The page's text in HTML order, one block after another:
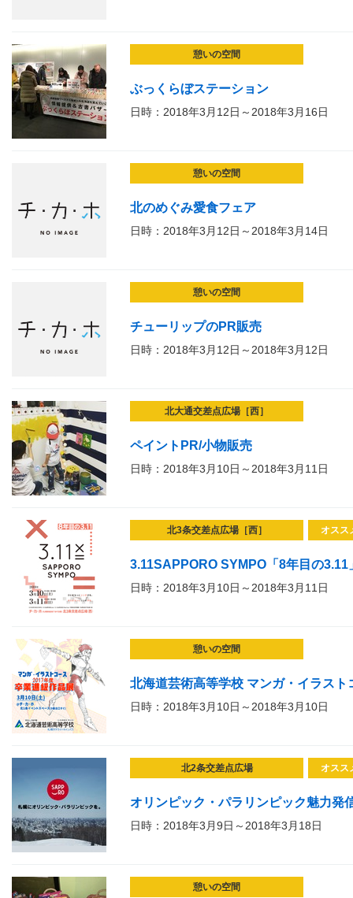
憩いの空間
ぶっくらぼステーション
日時：2018年3月12日～2018年3月16日
憩いの空間
北のめぐみ愛食フェア
日時：2018年3月12日～2018年3月14日
憩いの空間
チューリップのPR販売
日時：2018年3月12日～2018年3月12日
北大通交差点広場［西］
ペイントPR/小物販売
日時：2018年3月10日～2018年3月11日
北3条交差点広場［西］ オスス
3.11SAPPORO SYMPO「8年目の3.11
日時：2018年3月10日～2018年3月11日
憩いの空間
北海道芸術高等学校 マンガ・イラスト
日時：2018年3月10日～2018年3月10日
北2条交差点広場 オスス
オリンピック・パラリンピック魅力
日時：2018年3月9日～2018年3月18日
憩いの空間